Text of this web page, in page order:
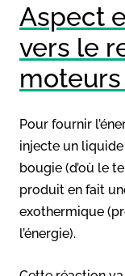
Aspect
vers le
Pour fournir
injecte un liquide
bougie (d’où le
produit en fait
exothermique
l’énergie).